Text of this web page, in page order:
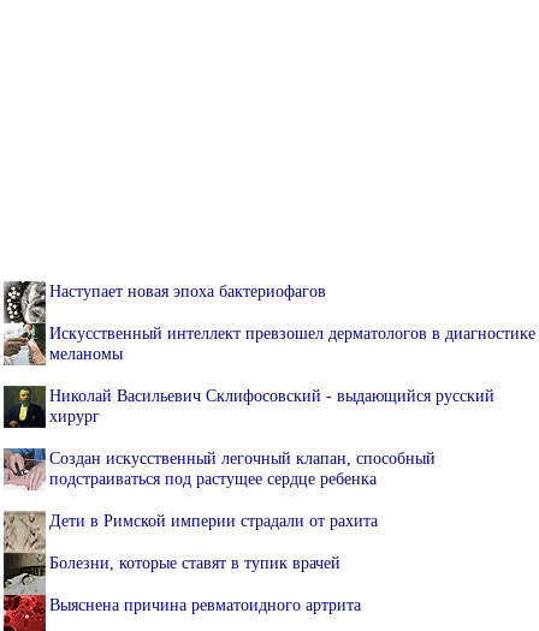
Наступает новая эпоха бактериофагов
Искусственный интеллект превзошел дерматологов в диагностике
меланомы
Николай Васильевич Склифосовский - выдающийся русский
хирург
Создан искусственный легочный клапан, способный
подстраиваться под растущее сердце ребенка
Дети в Римской империи страдали от рахита
Болезни, которые ставят в тупик врачей
Выяснена причина ревматоидного артрита